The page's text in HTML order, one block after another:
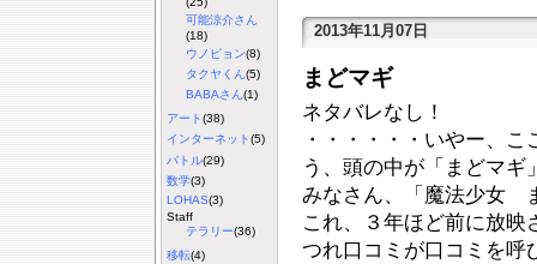
可能涼介さん
(18)
ウノピョン(8)
タクヤくん (5)
BABAさん (1)
アート(38)
インターネット(5)
バトル(29)
数学(3)
LOHAS(3)
Staff
テラリー(36)
移転(4)
2013年11月07日
まどマギ
ネタバレなし！
・・・・・・いやー、
う、頭の中が「まどマ
みなさん、「魔法少女
これ、３年ほど前に放映
つれ口コミが口コミを呼